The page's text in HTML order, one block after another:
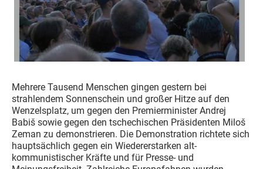
Mehrere Tausend Menschen gingen gestern bei
strahlendem Sonnenschein und großer Hitze auf den
Wenzelsplatz, um gegen den Premierminister Andrej
Babiš sowie gegen den tschechischen Präsidenten Miloš
Zeman zu demonstrieren. Die Demonstration richtete sich
hauptsächlich gegen ein Wiedererstarken alt-
kommunistischer Kräfte und für Presse- und